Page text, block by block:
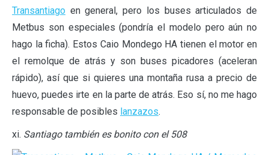
Transantiago en general, pero los buses articulados de
Metbus son especiales (pondría el modelo pero aún no
hago la ficha). Estos Caio Mondego HA tienen el motor en
el remolque de atrás y son buses picadores (aceleran
rápido), así que si quieres una montaña rusa a precio de
huevo, puedes irte en la parte de atrás. Eso sí, no me hago
responsable de posibles lanzazos.
xi. Santiago también es bonito con el 508